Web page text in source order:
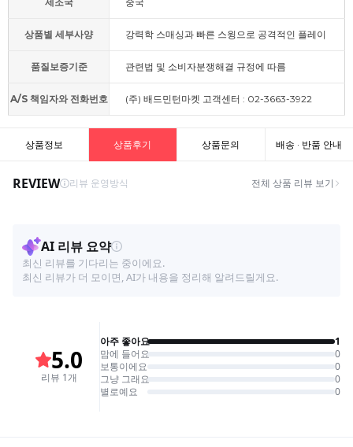
상품별 세부사양 강력학 스매싱과 빠른 스윙으로 공격적인 플레이
품질보증기준 관련법 및 소비자분쟁해결 규정에 따름
A/S 책임자와 전화번호 (주) 배드민턴마켓 고객센터 : 02-3663-3922
상품정보 상품후기 상품문의 배송 · 반품 안내